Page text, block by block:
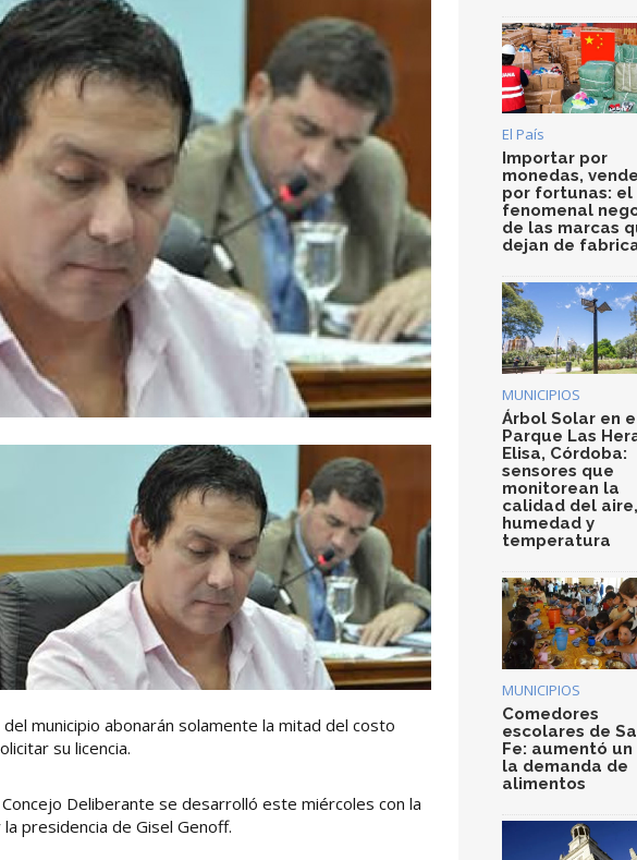
municipio abonarán solamente la mitad del costo
su licencia.
Deliberante se desarrolló este miércoles con la
presidencia de Gisel Genoff.
El País
Importar por
monedas,
por fortunas: el
fenomenal
de las marcas
dejan de
MUNICIPIOS
Árbol Solar en
Parque Las
Elisa, Córdoba:
sensores que
monitorean la
calidad del aire,
humedad y
temperatura
MUNICIPIOS
Comedores
escolares de
Fe: aumentó un
la demanda de
alimentos